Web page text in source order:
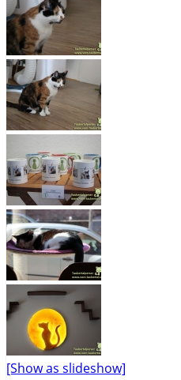
[Show as slideshow]